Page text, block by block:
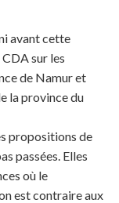
avant cette
sur les
de Namur et
la province du
propositions de
passées. Elles
où le
est contraire aux